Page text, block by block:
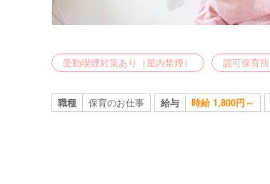
受動喫煙対策あり（屋内禁煙） 認可保育所
職種 保育のお仕事 給与 時給 1,800円～